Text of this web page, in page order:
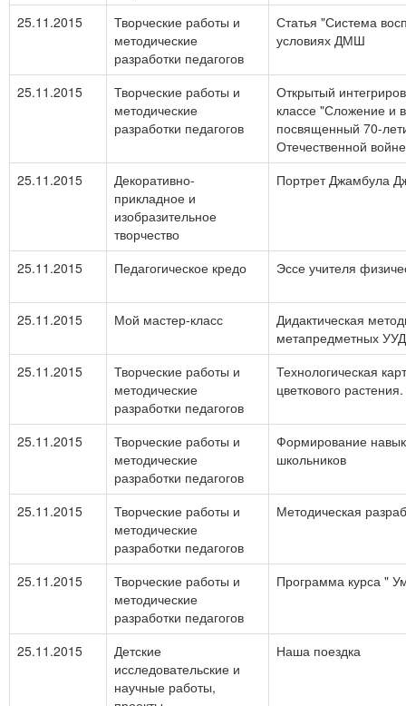
25.11.2015
Творческие работы и
методические
разработки педагогов
Статья "Система
условиях ДМШ
25.11.2015
Творческие работы и
методические
разработки педагогов
Открытый
классе "Сложение и
посвященный 70-
Отечественной войне
25.11.2015
Декоративно-
прикладное и
изобразительное
творчество
Портрет Джамбула
25.11.2015 Педагогическое кредо Эссе учителя
25.11.2015 Мой мастер-класс
Дидактическая
метапредметных УУД
25.11.2015
Творческие работы и
методические
разработки педагогов
Технологическая
цветкового
25.11.2015
Творческие работы и
методические
разработки педагогов
Формирование
школьников
25.11.2015
Творческие работы и
методические
разработки педагогов
Методическая
25.11.2015
Творческие работы и
методические
разработки педагогов
Программа курса "
25.11.2015
Детские
исследовательские и
научные работы,
Наша поездка